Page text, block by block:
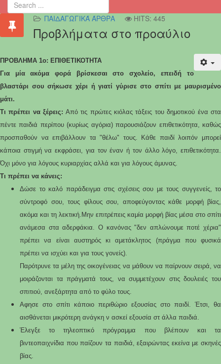
ΠΑΙΔΑΓΩΓΙΚΆ ΆΡΘΡΑ HITS: 445
Προβλήματα στο προαύλιο
ΠΡΟΒΛΗΜΑ 1ο: ΕΠΙΘΕΤΙΚΟΤΗΤΑ
Για μία ακόμα φορά βρίσκεσαι στο σχολείο, επειδή το
βλαστάρι σου σήκωσε χέρι ή γιατί γύρισε στο σπίτι με μαυρισμένο
μάτι.
Τι πρέπει να ξέρεις: Από τις πρώτες κιόλας τάξεις του δημοτικού ένα στα
πέντε παιδιά περίπου (κυρίως αγόρια) παρουσιάζουν επιθετικότητα, καθώς
προσπαθούν να επιβάλλουν τα "θέλω" τους. Κάθε παιδί λοιπόν μπορεί
κάποια στιγμή να εκφράσει, για τον έναν ή τον άλλο λόγο, επιθετικότητα.
Όχι μόνο για λόγους κυριαρχίας αλλά και για λόγους άμυνας.
Τι πρέπει να κάνεις:
Δώσε το καλό παράδειγμα στις σχέσεις σου με τους συγγενείς, το
σύντροφό σου, τους φίλους σου, αποφεύγοντας κάθε μορφή βίας,
ακόμα και τη λεκτική. Μην επιτρέπεις καμία μορφή βίας μέσα στο σπίτι
ανάμεσα στα αδερφάκια. Ο κανόνας "δεν απλώνουμε ποτέ χέρια"
πρέπει να είναι αυστηρός κι αμετάκλητος (πράγμα που φυσικά
πρέπει να ισχύει και για τους γονείς).
Παρότρυνε τα μέλη της οικογένειας να μάθουν να παίρνουν σειρά, να
μοιράζονται τα πράγματά τους, να συμμετέχουν στις δουλειές του
σπιτιού, ανεξάρτητα από το φύλο τους.
Αφησε στο σπίτι κάποιο περιθώριο εξουσίας στο παιδί. Έτσι, θα
αισθάνεται μικρότερη ανάγκη ν ασκεί εξουσία στ άλλα παιδιά.
Έλεγξε το τηλεοπτικό πρόγραμμα που βλέπουν και τα
βιντεοπαιχνίδια που παίζουν τα παιδιά, εξαιρώντας εκείνα με σκηνές
βίας.